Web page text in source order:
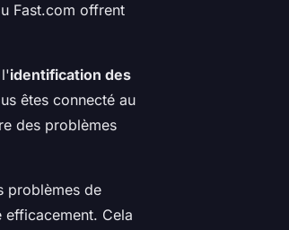
Fast.com offrent
identification des
êtes connecté au
des problèmes
problèmes de
efficacement. Cela